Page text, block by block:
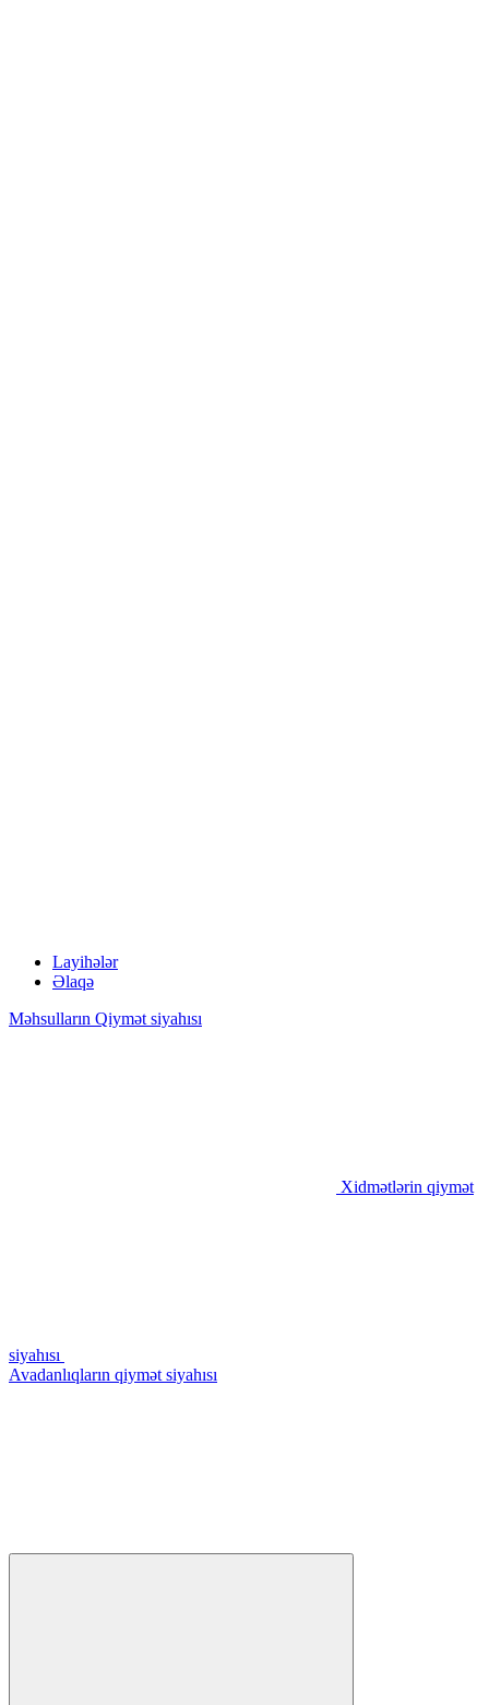
Layihələr
Əlaqə
Məhsulların Qiymət siyahısı
Xidmətlərin qiymət
siyahısı
Avadanlıqların qiymət siyahısı